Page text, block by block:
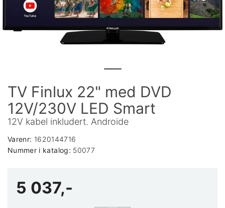
TV Finlux 22" med DVD
12V/230V LED Smart
12V kabel inkludert. Androide
Varenr: 1620144716
Nummer i katalog: 50077
5 037,-